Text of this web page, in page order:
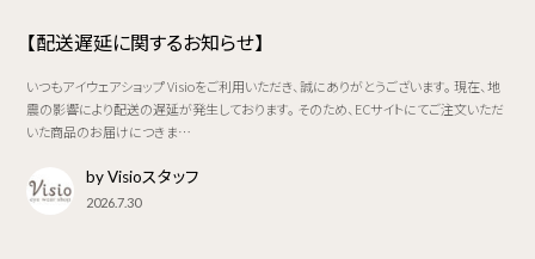
【配送遅延に関するお知らせ】
いつもアイウェアショップ Visioをご利用いただき、誠にありがとうございます。 現在、地
震の影響により配送の遅延が発生しております。 そのため、ECサイトにてご注文いただ
いた商品のお届けにつきま…
by Visioスタッフ
2026.7.30